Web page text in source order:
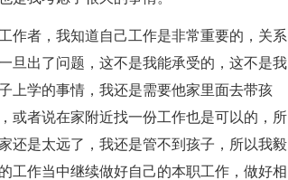
者，我知道自己工作是非常重要的，关系
旦出了问题，这不是我能承受的，这不是我
上学的事情，我还是需要他家里面去带孩
或者说在家附近找一份工作也是可以的，所
还是太远了，我还是管不到孩子，所以我毅
工作当中继续做好自己的本职工作，做好相